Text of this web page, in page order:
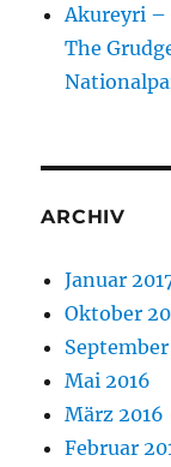
Akureyri –
The
ARCHIV
Januar
Oktober
Mai 2016
März 2016
Februar